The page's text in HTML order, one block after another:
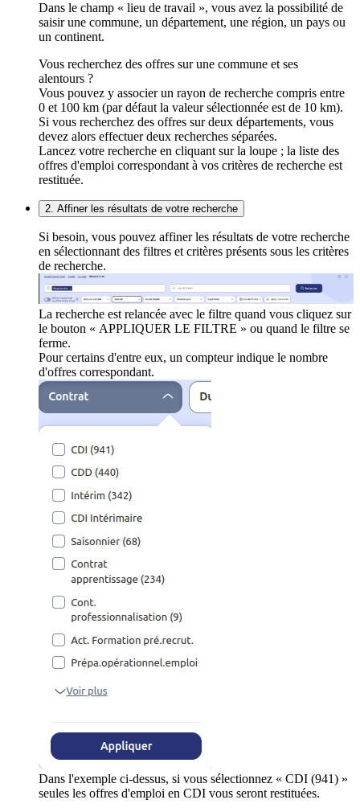
Dans le champ « lieu de travail », vous avez la possibilité de
saisir une commune, un département, une région, un pays ou
un continent.
Vous recherchez des offres sur une commune et ses
alentours ?
Vous pouvez y associer un rayon de recherche compris entre
0 et 100 km (par défaut la valeur sélectionnée est de 10 km).
Si vous recherchez des offres sur deux départements, vous
devez alors effectuer deux recherches séparées.
Lancez votre recherche en cliquant sur la loupe ; la liste des
offres d'emploi correspondant à vos critères de recherche est
restituée.
2. Affiner les résultats de votre recherche
Si besoin, vous pouvez affiner les résultats de votre recherche
en sélectionnant des filtres et critères présents sous les critères
de recherche.
La recherche est relancée avec le filtre quand vous cliquez sur
le bouton « APPLIQUER LE FILTRE » ou quand le filtre se
ferme.
Pour certains d'entre eux, un compteur indique le nombre
d'offres correspondant.
Dans l'exemple ci-dessus, si vous sélectionnez « CDI (941) »
seules les offres d'emploi en CDI vous seront restituées.